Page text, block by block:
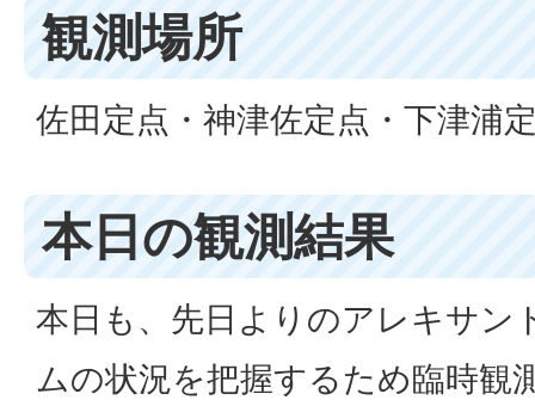
観測場所
佐田定点・神津佐定点・下津浦
本日の観測結果
本日も、先日よりのアレキサン
ムの状況を把握するため臨時観